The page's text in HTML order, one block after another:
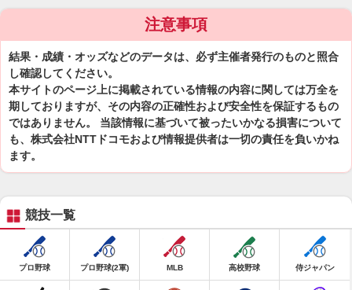
注意事項
結果・成績・オッズなどのデータは、必ず主催者発行のものと照合
し確認してください。
本サイトのページ上に掲載されている情報の内容に関しては万全を
期しておりますが、その内容の正確性および安全性を保証するもの
ではありません。 当該情報に基づいて被ったいかなる損害について
も、株式会社NTTドコモおよび情報提供者は一切の責任を負いかね
ます。
競技一覧
プロ野球 プロ野球(2軍) MLB 高校野球 侍ジャパン